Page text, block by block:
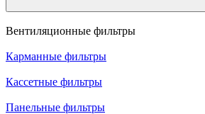
Вентиляционные фильтры
Карманные фильтры
Кассетные фильтры
Панельные фильтры